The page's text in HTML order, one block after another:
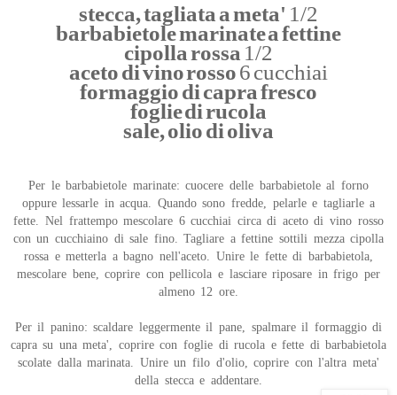
stecca, tagliata a meta' 1/2
barbabietole marinate a fettine
cipolla rossa 1/2
aceto di vino rosso6 cucchiai
formaggio di capra fresco
foglie di rucola
sale, olio di oliva
Per le barbabietole marinate: cuocere delle barbabietole al forno
oppure lessarle in acqua. Quando sono fredde, pelarle e tagliarle a
fette. Nel frattempo mescolare 6 cucchiai circa di aceto di vino rosso
con un cucchiaino di sale fino. Tagliare a fettine sottili mezza cipolla
rossa e metterla a bagno nell'aceto. Unire le fette di barbabietola,
mescolare bene, coprire con pellicola e lasciare riposare in frigo per
almeno 12 ore.
Per il panino: scaldare leggermente il pane, spalmare il formaggio di
capra su una meta', coprire con foglie di rucola e fette di barbabietola
scolate dalla marinata. Unire un filo d'olio, coprire con l'altra meta'
della stecca e addentare.